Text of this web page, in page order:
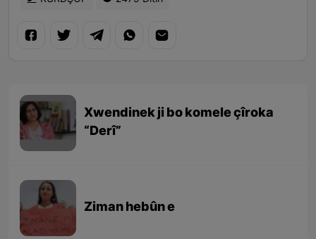
Xwendinek ji bo komele çîroka
“Derî”
Ziman hebûn e